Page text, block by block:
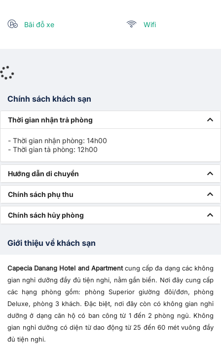
Bãi đỗ xe Wifi
Chính sách khách sạn
Thời gian nhận trả phòng
- Thời gian nhận phòng: 14h00
- Thời gian tả phòng: 12h00
Hướng dẫn di chuyển
Chính sách phụ thu
Chính sách hủy phòng
Giới thiệu về khách sạn
Capecia Danang Hotel and Apartmentcung cấp đa dạng các không
gian nghỉ dưỡng đầy đủ tiện nghi, nằm gần biển. Nơi đây cung cấp
các hạng phòng gồm: phòng Superior giường đôi/đơn, phòng
Deluxe, phòng 3 khách. Đặc biệt, nơi đây còn có không gian nghỉ
dưỡng ở dạng căn hộ có ban công từ 1 đến 2 phòng ngủ. Không
gian nghỉ dưỡng có diện từ dao động từ 25 đến 60 mét vuông đầy
đủ tiện nghi.